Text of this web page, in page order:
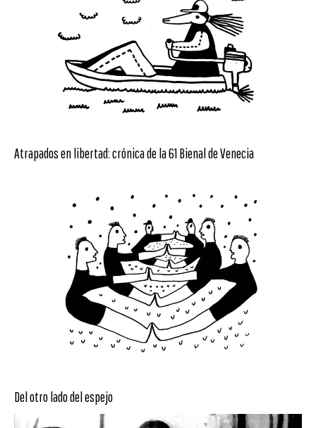
Atrapados en libertad: crónica de la 61 Bienal de Venecia
Del otro lado del espejo